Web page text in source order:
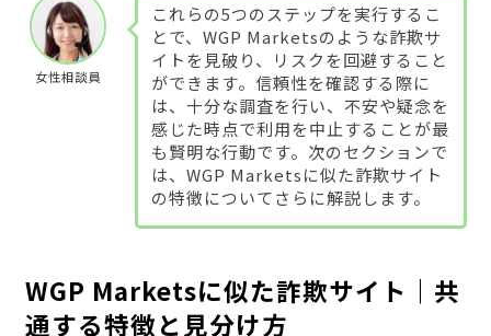
女性相談員
これらの5つのステップを実行するこ
とで、WGP Marketsのような詐欺サ
イトを見破り、リスクを回避すること
ができます。信頼性を確認する際に
は、十分な調査を行い、不安や疑念を
感じた時点で利用を中止することが最
も賢明な行動です。次のセクションで
は、WGP Marketsに似た詐欺サイト
の特徴についてさらに解説します。
WGP Marketsに似た詐欺サイト｜共
通する特徴と見分け方